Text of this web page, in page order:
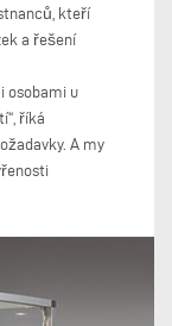
kteří
a řešení
osobami u
říká
A my